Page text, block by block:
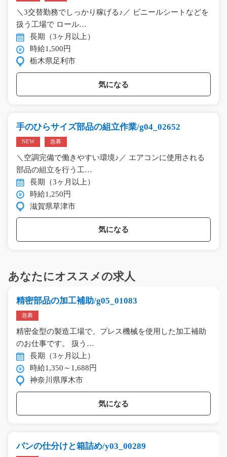
＼3交替勤務でしっかり稼げる♪／ ビニールシートなどを
扱う工場で ロール…
長期（3ヶ月以上）
時給1,500円
栃木県足利市
気になる
手のひらサイズ部品の組立作業/g04_02652
NEW 急募
＼空調完備で働きやすい環境♪／ エアコンに使用される
部品の組立を行う工…
長期（3ヶ月以上）
時給1,250円
滋賀県草津市
気になる
あなたにオススメの求人
精密部品の加工補助/g05_01083
急募
精密金型の製造工場で、プレス機械を使用した加工補助
のお仕事です。 扱う…
長期（3ヶ月以上）
時給1,350～1,688円
神奈川県厚木市
気になる
パンの仕分けと箱詰め/y03_00289